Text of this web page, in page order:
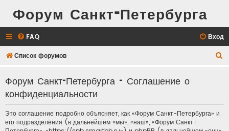
Форум Санкт-Петербурга
FAQ Вход
Список форумов
Форум Санкт-Петербурга - Соглашение о
конфиденциальности
Это соглашение подробно объясняет, как «Форум Санкт-Петербурга» и
его подразделения (в дальнейшем «мы», «наш», «Форум Санкт-